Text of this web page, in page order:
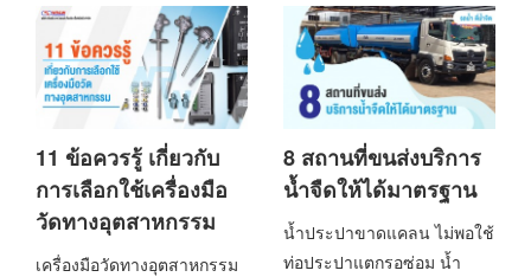
11 ข้อควรรู้ เกี่ยวกับ
การเลือกใช้เครื่องมือ
วัดทางอุตสาหกรรม
เครื่องมือวัดทางอุตสาหกรรม
8 สถานที่ขนส่งบริการ
น้ำจืดให้ได้มาตรฐาน
น้ำประปาขาดแคลน ไม่พอใช้
ท่อประปาแตกรอซ่อม น้ำ